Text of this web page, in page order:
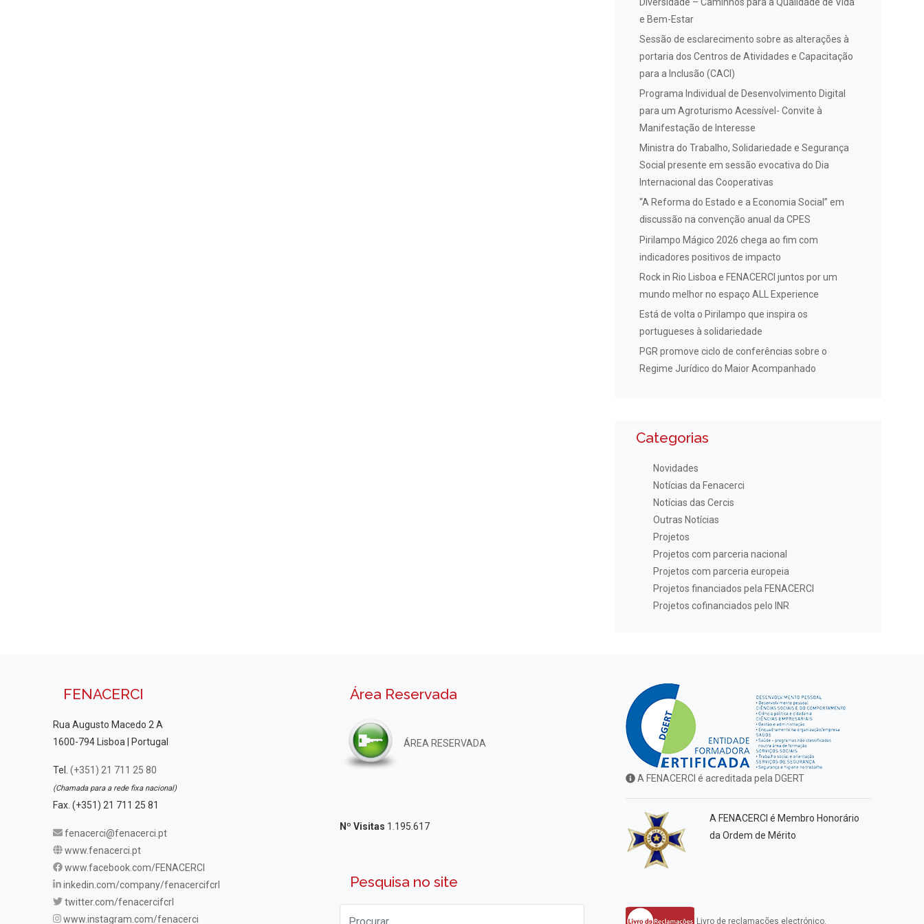
e Bem-Estar
Sessão de esclarecimento sobre as alterações à
portaria dos Centros de Atividades e Capacitação
para a Inclusão (CACI)
Programa Individual de Desenvolvimento Digital
para um Agroturismo Acessível- Convite à
Manifestação de Interesse
Ministra do Trabalho, Solidariedade e Segurança
Social presente em sessão evocativa do Dia
Internacional das Cooperativas
“A Reforma do Estado e a Economia Social” em
discussão na convenção anual da CPES
Pirilampo Mágico 2026 chega ao fim com
indicadores positivos de impacto
Rock in Rio Lisboa e FENACERCI juntos por um
mundo melhor no espaço ALL Experience
Está de volta o Pirilampo que inspira os
portugueses à solidariedade
PGR promove ciclo de conferências sobre o
Regime Jurídico do Maior Acompanhado
Categorias
Novidades
Notícias da Fenacerci
Notícias das Cercis
Outras Notícias
Projetos
Projetos com parceria nacional
Projetos com parceria europeia
Projetos financiados pela FENACERCI
Projetos cofinanciados pelo INR
FENACERCI
Rua Augusto Macedo 2 A
1600-794 Lisboa | Portugal
Tel. (+351) 21 711 25 80
(Chamada para a rede fixa nacional)
Fax. (+351) 21 711 25 81
fenacerci@fenacerci.pt
www.fenacerci.pt
www.facebook.com/FENACERCI
inkedin.com/company/fenacercifcrl
twitter.com/fenacercifcrl
www.instagram.com/fenacerci
Área Reservada
ÁREA RESERVADA
Nº Visitas 1.195.617
Pesquisa no site
A FENACERCI é acreditada pela DGERT
A FENACERCI é Membro Honorário
da Ordem de Mérito
Livro de reclamações electrónico.